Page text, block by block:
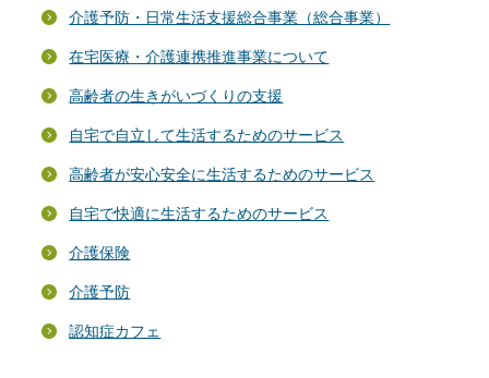
介護予防・日常生活支援総合事業（総合事業）
在宅医療・介護連携推進事業について
高齢者の生きがいづくりの支援
自宅で自立して生活するためのサービス
高齢者が安心安全に生活するためのサービス
自宅で快適に生活するためのサービス
介護保険
介護予防
認知症カフェ